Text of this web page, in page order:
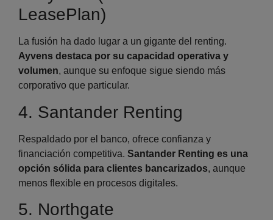
LeasePlan)
La fusión ha dado lugar a un gigante del renting.
Ayvens destaca por su capacidad operativa y
volumen, aunque su enfoque sigue siendo más
corporativo que particular.
4. Santander Renting
Respaldado por el banco, ofrece confianza y
financiación competitiva. Santander Renting es una
opción sólida para clientes bancarizados, aunque
menos flexible en procesos digitales.
5. Northgate